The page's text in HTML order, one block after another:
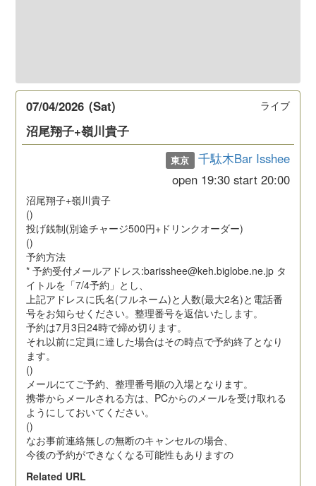
ライブ
07/04/2026 (Sat)
沼尾翔子+嶺川貴子
東京
千駄木Bar Isshee
open 19:30 start 20:00
沼尾翔子+嶺川貴子
()
投げ銭制(別途チャージ500円+ドリンクオーダー)
()
予約方法
* 予約受付メールアドレス:barisshee@keh.biglobe.ne.jp タ
イトルを「7/4予約」とし、
上記アドレスに氏名(フルネーム)と人数(最大2名)と電話番
号をお知らせください。整理番号を返信いたします。
予約は7月3日24時で締め切ります。
それ以前に定員に達した場合はその時点で予約終了となり
ます。
()
メールにてご予約、整理番号順の入場となります。
携帯からメールされる方は、PCからのメールを受け取れる
ようにしておいてください。
()
なお事前連絡無しの無断のキャンセルの場合、
今後の予約ができなくなる可能性もありますの
Related URL